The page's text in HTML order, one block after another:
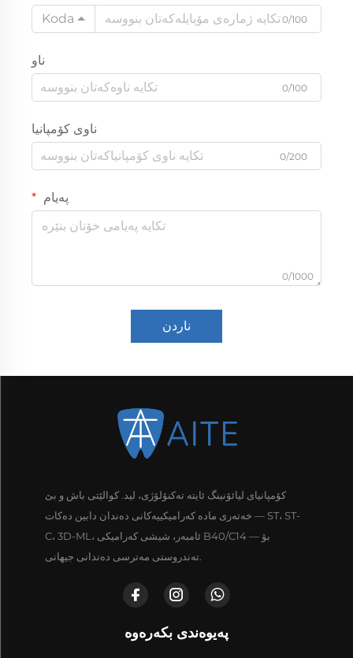
Koda
0/100
ناو
0/100
ناوی کۆمپانیا
0/200
پەیام
0/1000
ناردن
کۆمپانیای لیائۆنینگ ئایتە تەکنۆلۆژی، لید. کوالێتی باش و بێ
خەتەری مادە کەرامیکییەکانی دەندان دابین دەکات — ST، ST-
C، 3D-ML، ئامبەر، شیشی کەرامیکی B40/C14 — بۆ
تەندروستی مەترسی دەندانی جیهانی.
پەیوەندی بکەرەوە